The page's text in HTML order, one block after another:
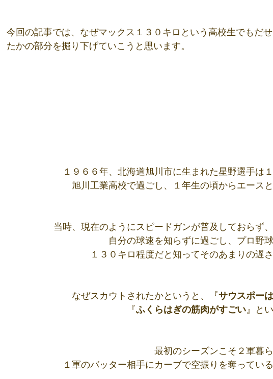
今回の記事では、なぜマックス１３０キロという高校生でもだ
たかの部分を掘り下げていこうと思います。
１９６６年、北海道旭川市に生まれた星野選手は
旭川工業高校で過ごし、１年生の頃からエース
当時、現在のようにスピードガンが普及しておらず
自分の球速を知らずに過ごし、プロ野
１３０キロ程度だと知ってそのあまりの遅
なぜスカウトされたかというと、『サウスポー
『ふくらはぎの筋肉がすごい』と
最初のシーズンこそ２軍暮
１軍のバッター相手にカーブで空振りを奪ってい